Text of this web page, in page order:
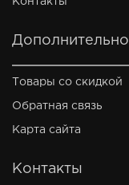
Дополнительно
Товары со скидкой
Обратная связь
Карта сайта
Контакты